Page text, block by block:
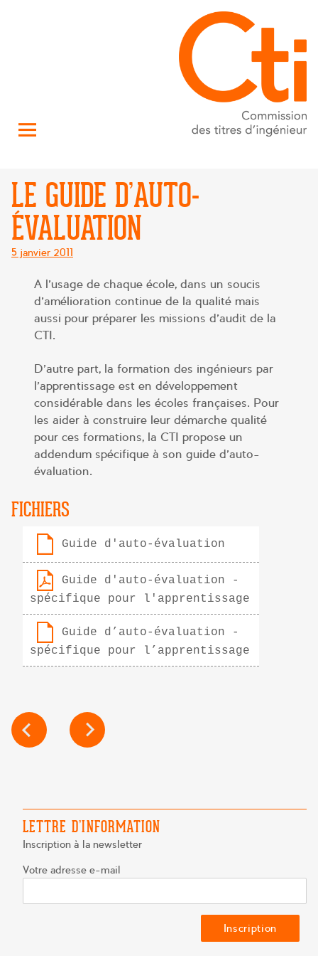
LE GUIDE D’AUTO-
ÉVALUATION
Posté
5 janvier 2011
A l’usage de chaque école, dans un soucis
d’amélioration continue de la qualité mais
aussi pour préparer les missions d’audit de la
CTI.
D’autre part, la formation des ingénieurs par
l’apprentissage est en développement
considérable dans les écoles françaises. Pour
les aider à construire leur démarche qualité
pour ces formations, la CTI propose un
addendum spécifique à son guide d’auto-
évaluation.
FICHIERS
Guide d'auto-évaluation
Guide d'auto-évaluation -
spécifique pour l'apprentissage
Guide d’auto-évaluation -
spécifique pour l’apprentissage
NAVIGATION
DE
LETTRE D’INFORMATION
Inscription à la newsletter
Votre adresse e-mail